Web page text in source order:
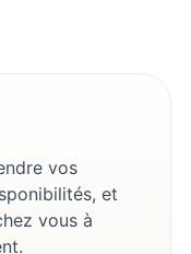
vos
et
vous à